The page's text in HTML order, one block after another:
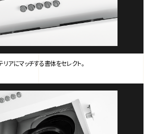
アにマッチする書体をセレクト。